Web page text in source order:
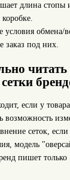
длина стопы
условия обмена/
заказ под них.
читать
если у
возможность
сеток,
модель
пишет только